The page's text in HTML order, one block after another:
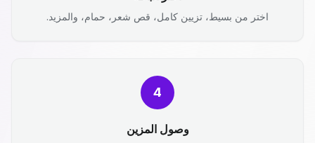
اختر من بسيط، تزيين كامل، قص شعر، حمام، والمزيد.
4
وصول المزين